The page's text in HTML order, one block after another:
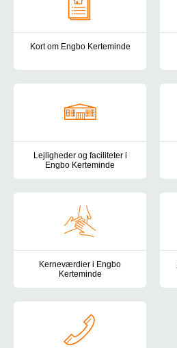
Kort om Engbo Kerteminde
Lejligheder og faciliteter i
Engbo Kerteminde
Kerneværdier i Engbo
Kerteminde